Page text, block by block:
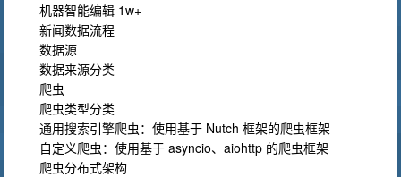
机器智能编辑 1w+
新闻数据流程
数据源
数据来源分类
爬虫
爬虫类型分类
通用搜索引擎爬虫：使用基于 Nutch 框架的爬虫框架
自定义爬虫：使用基于 asyncio、aiohttp 的爬虫框架
爬虫分布式架构